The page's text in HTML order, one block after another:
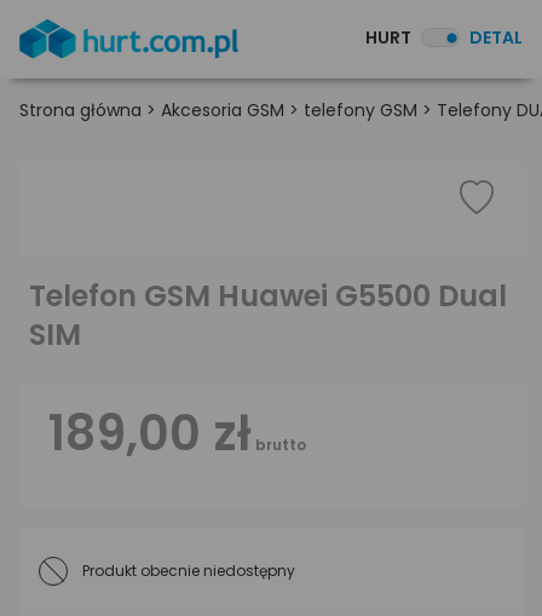
HURT DETAL
Strona główna > Akcesoria GSM > telefony GSM > Telefony
Telefon GSM Huawei G5500 Dual
SIM
189,00 zł brutto
Produkt obecnie niedostępny